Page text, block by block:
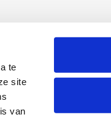
te
site
van